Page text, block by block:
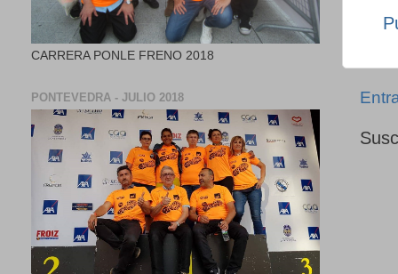
CARRERA PONLE FRENO 2018
PONTEVEDRA - JULIO 2018